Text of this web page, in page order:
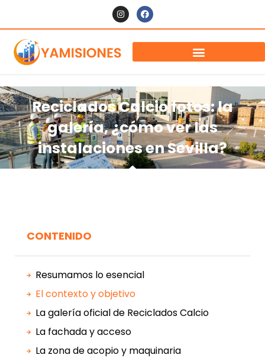
Reciclados Calcio fotos: la
galería, ¿cómo ver las
instalaciones en Sevilla?
CONTENIDO
Resumamos lo esencial
El contexto y objetivo
La galería oficial de Reciclados Calcio
La fachada y acceso
La zona de acopio y maquinaria